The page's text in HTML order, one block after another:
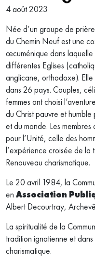
4 août 2023
Née d’un groupe de
du Chemin Neuf est une
œcuménique dans laquelle
différentes Eglises
anglicane, orthodoxe).
dans 26 pays. Couples,
femmes ont choisi
du Christ pauvre et humble
et du monde. Les
pour l’Unité, celle des
l’expérience croisée de la
Renouveau charismatique.
Le 20 avril 1984, la
en Association
Albert Decourtray,
La spiritualité de la
tradition ignatienne et
charismatique.